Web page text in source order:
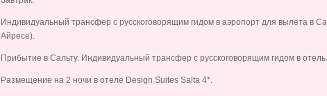
Индивидуальный трансфер с русскоговорящим гидом в аэропорт для вылета в
Айресе).
Прибытие в Сальту. Индивидуальный трансфер с русскоговорящим гидом в отель.
Размещение на 2 ночи в отеле Design Suites Salta 4*.